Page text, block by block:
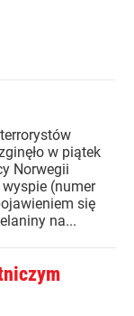
w piątek
Norwegii
(numer
się
na...